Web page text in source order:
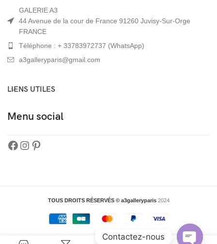
GALERIE A3
44 Avenue de la cour de France 91260 Juvisy-Sur-Orge
FRANCE
Téléphone : + 33783972737 (WhatsApp)
a3galleryparis@gmail.com
LIENS UTILES
Menu social
TOUS DROITS RÉSERVÉS © a3galleryparis 2024
0
Contactez-nous